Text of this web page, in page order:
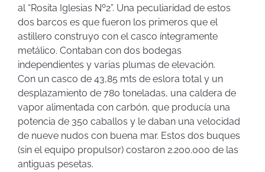
al “Rosita Iglesias Nº2”. Una peculiaridad de estos
dos barcos es que fueron los primeros que el
astillero construyo con el casco íntegramente
metálico. Contaban con dos bodegas
independientes y varias plumas de elevación.
Con un casco de 43,85 mts de eslora total y un
desplazamiento de 780 toneladas, una caldera de
vapor alimentada con carbón, que producía una
potencia de 350 caballos y le daban una velocidad
de nueve nudos con buena mar. Estos dos buques
(sin el equipo propulsor) costaron 2.200.000 de las
antiguas pesetas.